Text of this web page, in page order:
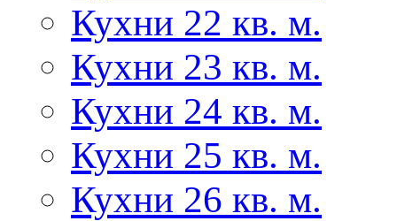
Кухни 22 кв. м.
Кухни 23 кв. м.
Кухни 24 кв. м.
Кухни 25 кв. м.
Кухни 26 кв. м.